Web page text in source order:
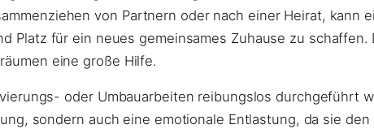
von Partnern oder nach einer Heirat, kann
Platz für ein neues gemeinsames Zuhause zu
eine große Hilfe.
oder Umbauarbeiten reibungslos durchgeführt
sondern auch eine emotionale Entlastung, da sie